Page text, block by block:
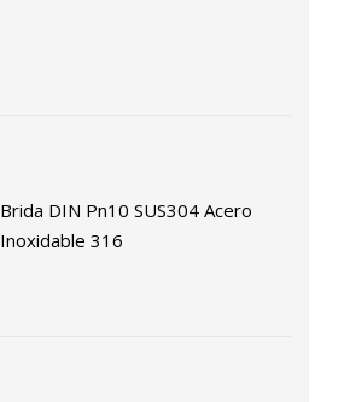
Brida DIN Pn10 SUS304 Acero
Inoxidable 316